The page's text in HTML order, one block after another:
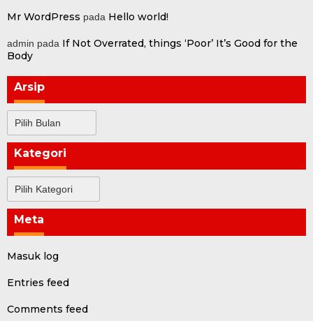
Mr WordPress pada Hello world!
admin pada If Not Overrated, things ‘Poor’ It’s Good for the
Body
Arsip
Kategori
Meta
Masuk log
Entries feed
Comments feed